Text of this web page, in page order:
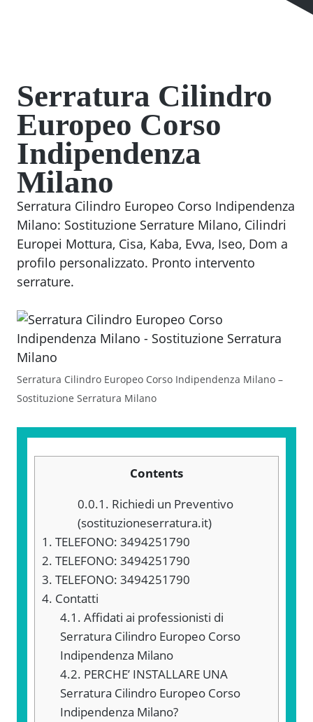
Serratura Cilindro
Europeo Corso
Indipendenza
Milano
Serratura Cilindro Europeo Corso Indipendenza
Milano: Sostituzione Serrature Milano, Cilindri
Europei Mottura, Cisa, Kaba, Evva, Iseo, Dom a
profilo personalizzato. Pronto intervento
serrature.
Serratura Cilindro Europeo Corso Indipendenza Milano –
Sostituzione Serratura Milano
Contents
0.0.1. Richiedi un Preventivo
(sostituzioneserratura.it)
1. TELEFONO: 3494251790
2. TELEFONO: 3494251790
3. TELEFONO: 3494251790
4. Contatti
4.1. Affidati ai professionisti di
Serratura Cilindro Europeo Corso
Indipendenza Milano
4.2. PERCHE’ INSTALLARE UNA
Serratura Cilindro Europeo Corso
Indipendenza Milano?